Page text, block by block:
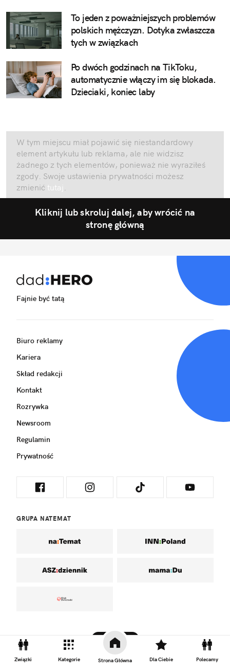
Związki Kategorie Strona Główna Dla Ciebie Polecamy
To jeden z poważniejszych problemów
polskich mężczyzn. Dotyka zwłaszcza
tych w związkach
Po dwóch godzinach na TikToku,
automatycznie włączy im się blokada.
Dzieciaki, koniec laby
W tym miejscu miał pojawić się niestandardowy
element artykułu lub reklama, ale nie widzisz
żadnego z tych elementów, ponieważ nie wyraziłeś
zgody. Swoje ustawienia prywatności możesz
zmienić tutaj .
Kliknij lub skroluj dalej, aby wrócić na
stronę główną
Fajnie być tatą
Biuro reklamy
Kariera
Skład redakcji
Kontakt
Rozrywka
Newsroom
Regulamin
Prywatność
GRUPA NATEMAT
DO GÓRY